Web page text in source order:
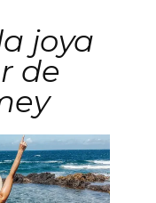
joya
de